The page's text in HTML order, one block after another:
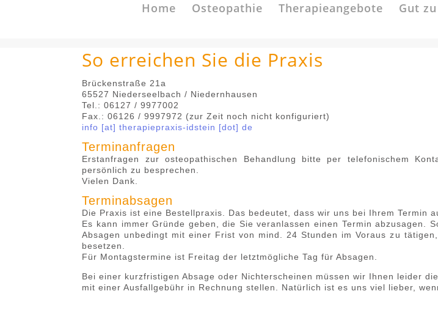
Home Osteopathie Therapieangebote Gut
So erreichen Sie die Praxis
Brückenstraße 21a
65527 Niederseelbach / Niedernhausen
Tel.: 06127 / 9977002
Fax.: 06126 / 9997972 (zur Zeit noch nicht konfiguriert)
info [at] therapiepraxis-idstein [dot] de
Terminanfragen
Erstanfragen zur osteopathischen Behandlung bitte per telefonischem
persönlich zu besprechen.
Vielen Dank.
Terminabsagen
Die Praxis ist eine Bestellpraxis. Das bedeutet, dass wir uns bei Ihrem Termin
Es kann immer Gründe geben, die Sie veranlassen einen Termin abzusagen.
Absagen unbedingt mit einer Frist von mind. 24 Stunden im Voraus zu
besetzen.
Für Montagstermine ist Freitag der letztmögliche Tag für Absagen.
Bei einer kurzfristigen Absage oder Nichterscheinen müssen wir Ihnen leider
mit einer Ausfallgebühr in Rechnung stellen. Natürlich ist es uns viel lieber,